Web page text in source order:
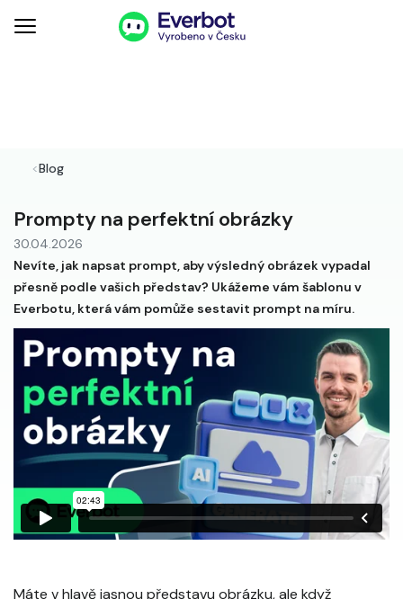
<Blog
Prompty na perfektní obrázky
30.04.2026
Nevíte, jak napsat prompt, aby výsledný obrázek vypadal
přesně podle vašich představ? Ukážeme vám šablonu v
Everbotu, která vám pomůže sestavit prompt na míru.
Máte v hlavě jasnou představu obrázku, ale když